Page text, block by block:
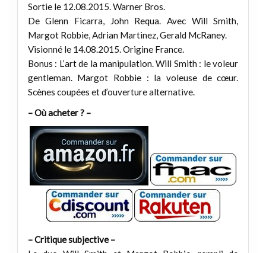
Sortie le 12.08.2015. Warner Bros.
De Glenn Ficarra, John Requa. Avec Will Smith,
Margot Robbie, Adrian Martinez, Gerald McRaney.
Visionné le 14.08.2015. Origine France.
Bonus : L’art de la manipulation. Will Smith : le voleur
gentleman. Margot Robbie : la voleuse de cœur.
Scènes coupées et d’ouverture alternative.
– Où acheter ? –
– Critique subjective –